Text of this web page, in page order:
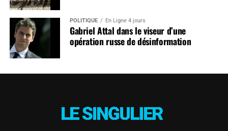
POLITIQUE En Ligne 4 jours
Gabriel Attal dans le viseur d’une
opération russe de désinformation